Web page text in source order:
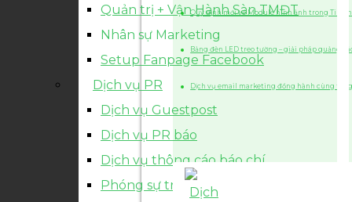
Quy định mới về Module hình ảnh trong Tin
Bảng đèn LED treo tường – giải pháp quảng
Dịch vụ email marketing đồng hành cùng
Quản trị + Vận Hành Sàn TMĐT
Nhân sự Marketing
Setup Fanpage Facebook
Dịch vụ PR
Dịch vụ Guestpost
Dịch vụ PR báo
Dịch vụ thông cáo báo chí
Phóng sự truyền hình